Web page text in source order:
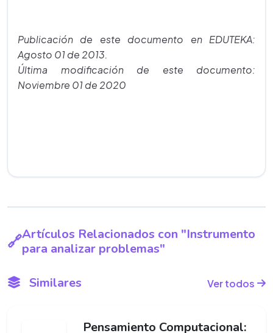
Publicación de este documento en EDUTEKA:
Agosto 01 de 2013.
Última modificación de este documento:
Noviembre 01 de 2020
Artículos Relacionados con "Instrumento
para analizar problemas"
Similares Ver todos
Pensamiento Computacional: